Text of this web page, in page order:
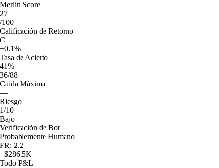
Merlin Score
27
/100
Calificación de Retorno
C
+0.1%
Tasa de Acierto
41%
36/88
Caída Máxima
—
Riesgo
1/10
Bajo
Verificación de Bot
Probablemente Humano
FR: 2.2
+$286.5K
Todo P&L